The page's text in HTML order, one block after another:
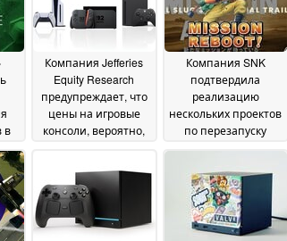
в
Компания Jefferies
Equity Research
предупреждает, что
цены на игровые
консоли, вероятно,
половине 2026 года
ожидается
двукратный скачок
цен на память29 June
Компания SNK
подтвердила
реализацию
нескольких проектов
по перезапуску
2026